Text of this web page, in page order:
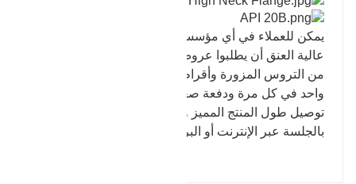
يمكن للعملاء في أي مؤسسة الذين يستخدمون الفلنجات
عالية العنق أن يطلبوا عروض أسعار لأي مجموعة متنوعة
من التروس المزورة وأقراط التروس ، من نموذج أولي
واحد في كل مرة ودفعة صغيرة إلى الإنتاج الضخم. يمكن
توصيل طول المنتج المميز وسعره عبر الإنترنت ، ويُرحب
بالجلسة عبر الإنترنت أو البريد الإلكتروني.